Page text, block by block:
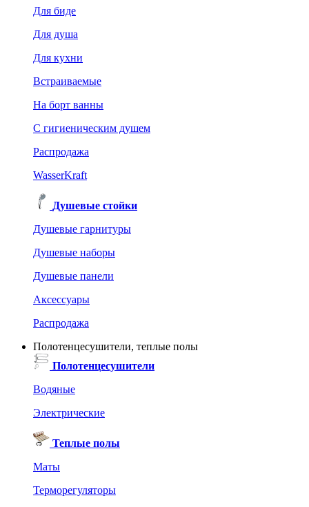
Для биде
Для душа
Для кухни
Встраиваемые
На борт ванны
C гигиеническим душем
Распродажа
WasserKraft
Душевые стойки
Душевые гарнитуры
Душевые наборы
Душевые панели
Аксессуары
Распродажа
Полотенцесушители, теплые полы
Полотенцесушители
Водяные
Электрические
Теплые полы
Маты
Терморегуляторы